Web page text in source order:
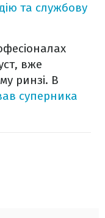
та службову
вже
ринзі. В
суперника